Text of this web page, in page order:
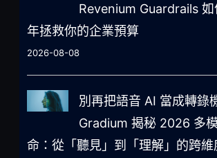
Revenium Guardrails
年拯救你的企業預算
2026-08-08
別再把語音 AI 當成轉錄
Gradium 揭秘 2026 多
命：從「聽見」到「理解」的跨維